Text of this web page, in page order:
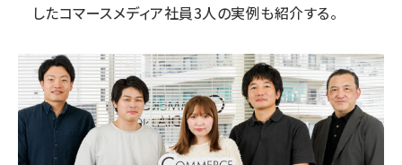
したコマースメディア社員3人の実例も紹介する。